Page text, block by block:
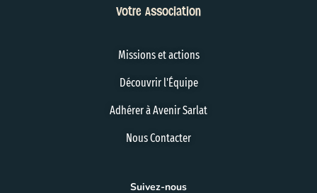
Votre Association
Missions et actions
Découvrir l'Équipe
Adhérer à Avenir Sarlat
Nous Contacter
Suivez-nous